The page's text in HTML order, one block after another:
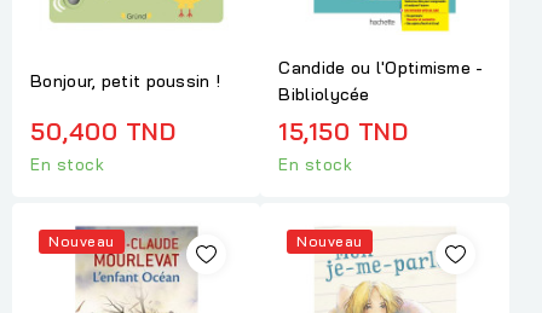
Bonjour, petit poussin !
50,400 TND
En stock
Candide ou l'Optimisme -
Bibliolycée
15,150 TND
En stock
Nouveau Nouveau